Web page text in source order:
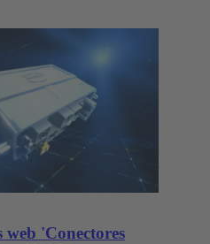
web 'Conectores